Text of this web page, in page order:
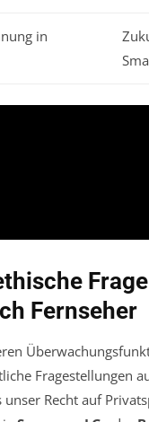
in
Fernseher
Fragestellungen
Recht auf